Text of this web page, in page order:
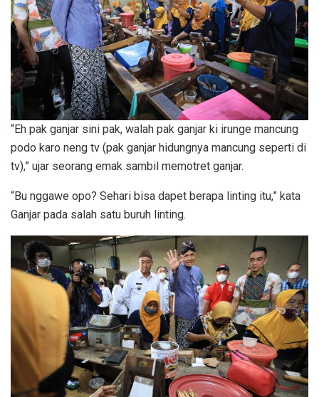
“Eh pak ganjar sini pak, walah pak ganjar ki irunge mancung
podo karo neng tv (pak ganjar hidungnya mancung seperti di
tv),” ujar seorang emak sambil memotret ganjar.
“Bu nggawe opo? Sehari bisa dapet berapa linting itu,” kata
Ganjar pada salah satu buruh linting.